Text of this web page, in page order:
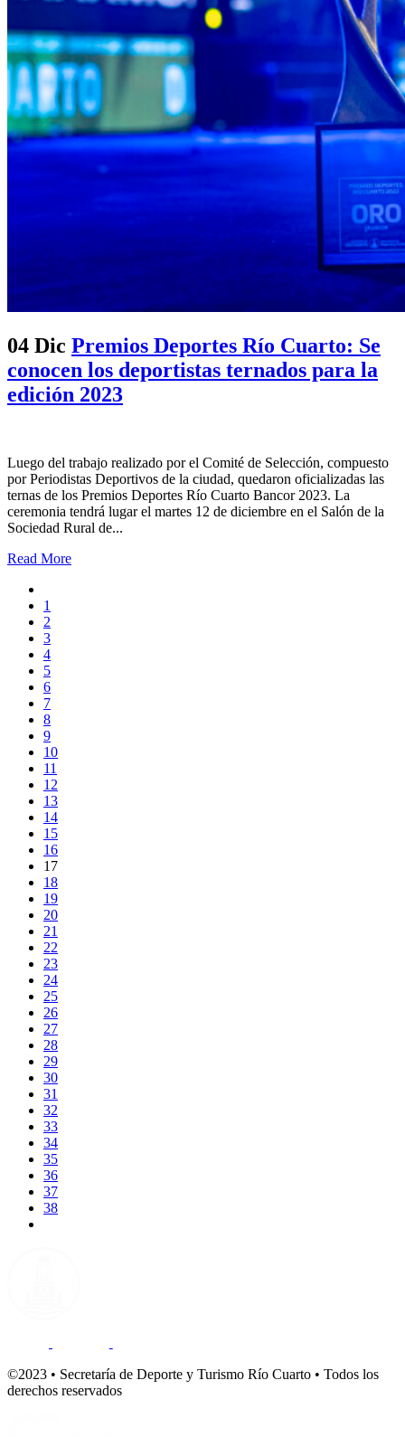
04 Dic Premios Deportes Río Cuarto: Se
conocen los deportistas ternados para la
edición 2023
Luego del trabajo realizado por el Comité de Selección, compuesto
por Periodistas Deportivos de la ciudad, quedaron oficializadas las
ternas de los Premios Deportes Río Cuarto Bancor 2023. La
ceremonia tendrá lugar el martes 12 de diciembre en el Salón de la
Sociedad Rural de...
Read More
1
2
3
4
5
6
7
8
9
10
11
12
13
14
15
16
17
18
19
20
21
22
23
24
25
26
27
28
29
30
31
32
33
34
35
36
37
38
©2023 • Secretaría de Deporte y Turismo Río Cuarto • Todos los
derechos reservados